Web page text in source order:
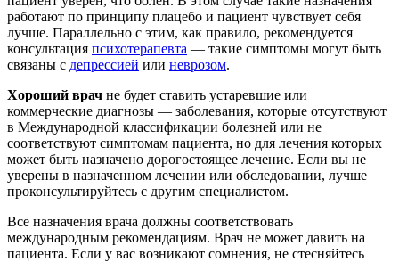
работают по принципу плацебо и пациент чувствует себя
лучше. Параллельно с этим, как правило, рекомендуется
консультация психотерапевта — такие симптомы могут быть
связаны с депрессией или неврозом.
Хороший врач не будет ставить устаревшие или
коммерческие диагнозы — заболевания, которые отсутствуют
в Международной классификации болезней или не
соответствуют симптомам пациента, но для лечения которых
может быть назначено дорогостоящее лечение. Если вы не
уверены в назначенном лечении или обследовании, лучше
проконсультируйтесь с другим специалистом.
Все назначения врача должны соответствовать
международным рекомендациям. Врач не может давить на
пациента. Если у вас возникают сомнения, не стесняйтесь